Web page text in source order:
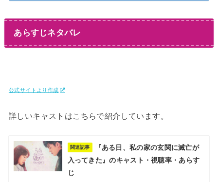
あらすじネタバレ
公式サイトより作成
詳しいキャストはこちらで紹介しています。
関連記事
『ある日、私の家の玄関に滅亡が
入ってきた』のキャスト・視聴率・あらす
じ